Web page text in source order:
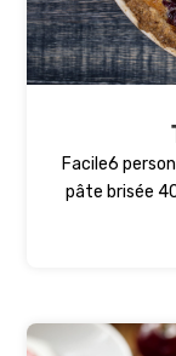
Facile6
pâte brisée